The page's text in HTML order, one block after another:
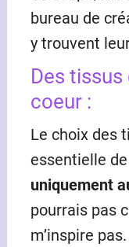
bureau de
y trouvent
Des
coeur :
Le choix des
essentielle
uniquement
pourrais pas
m’inspire